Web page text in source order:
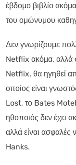
έβδομο βιβλίο
του ομώνυμου
Δεν γνωρίζουμε
Netflix ακόμα, αλλά
Netflix, θα ηγηθεί
οποίος είναι
Lost, το Bates
ηθοποιός δεν έχει
αλλά είναι ασφαλές
Hanks.